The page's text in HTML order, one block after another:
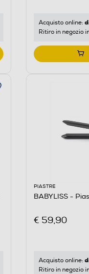
Acquisto online:
Ritiro in negozio
PIASTRE
BABYLISS -
€ 59,90
Acquisto online:
Ritiro in negozio